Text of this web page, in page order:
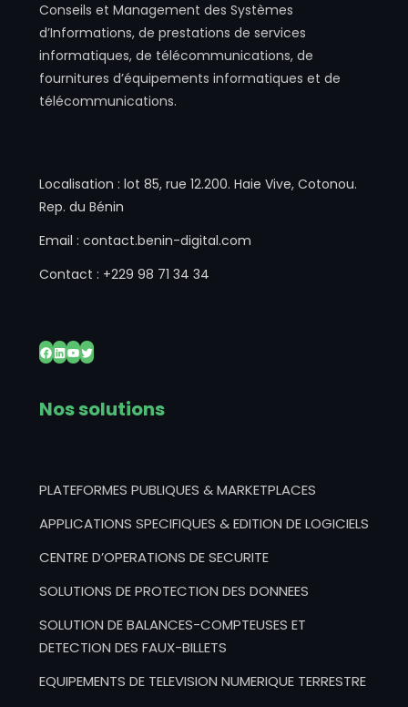
Conseils et Management des Systèmes
d’Informations, de prestations de services
informatiques, de télécommunications, de
fournitures d’équipements informatiques et de
télécommunications.
Localisation : lot 85, rue 12.200. Haie Vive, Cotonou.
Rep. du Bénin
Email : contact.benin-digital.com
Contact : +229 98 71 34 34
Facebook
LinkedIn
YouTube
Twitter
Nos solutions
PLATEFORMES PUBLIQUES & MARKETPLACES
APPLICATIONS SPECIFIQUES & EDITION DE LOGICIELS
CENTRE D’OPERATIONS DE SECURITE
SOLUTIONS DE PROTECTION DES DONNEES
SOLUTION DE BALANCES-COMPTEUSES ET
DETECTION DES FAUX-BILLETS
EQUIPEMENTS DE TELEVISION NUMERIQUE TERRESTRE